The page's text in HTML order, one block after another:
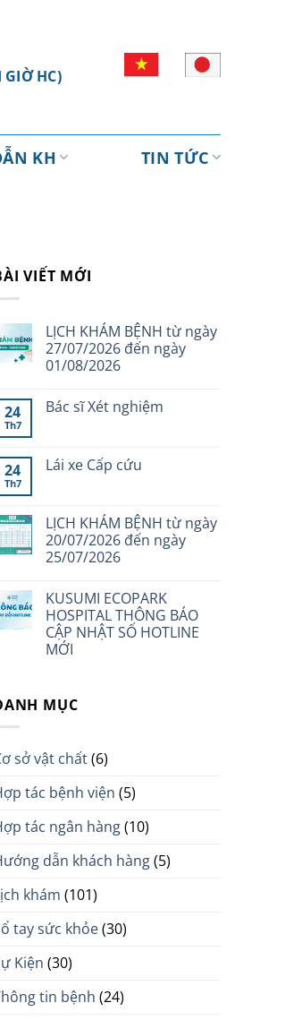
HC)
KH TIN TỨC
VIẾT MỚI
LỊCH KHÁM BỆNH từ ngày
27/07/2026 đến ngày
01/08/2026
24
Th7
Bác sĩ Xét nghiệm
24
Th7
Lái xe Cấp cứu
LỊCH KHÁM BỆNH từ ngày
20/07/2026 đến ngày
25/07/2026
KUSUMI ECOPARK
HOSPITAL THÔNG BÁO
CẬP NHẬT SỐ HOTLINE
MỚI
MỤC
sở vật chất(6)
tác bệnh viện (5)
tác ngân hàng(10)
dẫn khách hàng(5)
khám (101)
tay sức khỏe(30)
Kiện (30)
tin bệnh (24)